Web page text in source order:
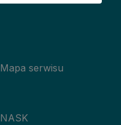
Mapa serwisu
NASK